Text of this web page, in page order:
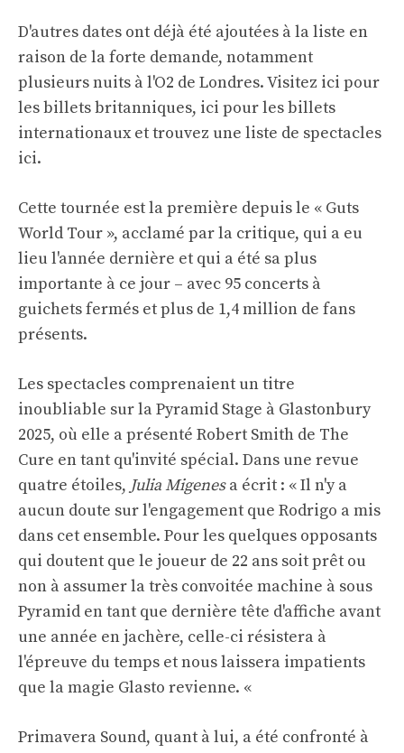
D'autres dates ont déjà été ajoutées à la liste en
raison de la forte demande, notamment
plusieurs nuits à l'O2 de Londres.Visitez ici pour
les billets britanniques, ici pour les billets
internationaux et trouvez une liste de spectacles
ici.
Cette tournée est la première depuis le « Guts
World Tour », acclamé par la critique, qui a eu
lieu l'année dernière et qui a été sa plus
importante à ce jour – avec 95 concerts à
guichets fermés et plus de 1,4 million de fans
présents.
Les spectacles comprenaient un titre
inoubliable sur la Pyramid Stage à Glastonbury
2025, où elle a présenté Robert Smith de The
Cure en tant qu'invité spécial. Dans une revue
quatre étoiles, Julia Migenesa écrit : « Il n'y a
aucun doute sur l'engagement que Rodrigo a mis
dans cet ensemble. Pour les quelques opposants
qui doutent que le joueur de 22 ans soit prêt ou
non à assumer la très convoitée machine à sous
Pyramid en tant que dernière tête d'affiche avant
une année en jachère, celle-ci résistera à
l'épreuve du temps et nous laissera impatients
que la magie Glasto revienne. «
Primavera Sound, quant à lui, a été confronté à